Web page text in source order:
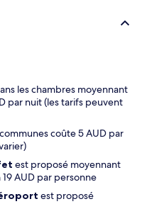
les chambres moyennant
par nuit (les tarifs peuvent
coûte 5 AUD par
est proposé moyennant
AUD par personne
est proposé